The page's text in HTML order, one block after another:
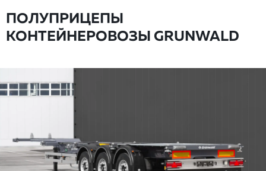
ПОЛУПРИЦЕПЫ
КОНТЕЙНЕРОВОЗЫ GRUNWALD